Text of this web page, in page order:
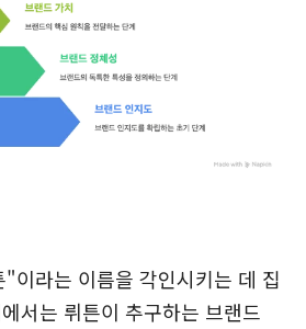
이라는 이름을 각인시키는 데 집
서는 뤼튼이 추구하는 브랜드